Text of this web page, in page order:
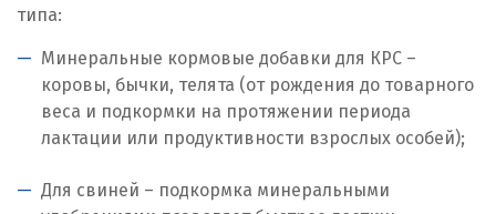
Люберцы
М
Магнитогорск
Мегион
типа:
Минеральные кормовые добавки для КРС –
коровы, бычки, телята (от рождения до товарного
веса и подкормки на протяжении периода
лактации или продуктивности взрослых особей);
Для свиней – подкормка минеральными